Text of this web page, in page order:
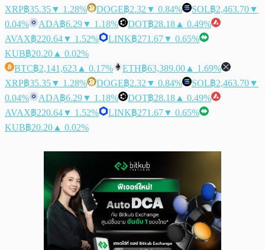
XRP฿35.35▼ 1.28% DOGE฿2.32 ▼ 0.84% SOL฿2,463.70▼
0.04%
ADA฿6.29▼ 1.18% DOT฿28.18 ▲ 0.49%
AVAX฿220.64▼ 1.52% LINK฿271.67▼ 0.65%
KUB฿20.20 ▲ 0.02%
BTC฿2,141,623 ▲ 0.17% ETH฿63,389.00 ▲ 1.69%
XRP฿35.35▼ 1.28% DOGE฿2.32 ▼ 0.84% SOL฿2,463.70▼
0.04%
ADA฿6.29▼ 1.18% DOT฿28.18 ▲ 0.49%
AVAX฿220.64▼ 1.52% LINK฿271.67▼ 0.65%
KUB฿20.20 ▲ 0.02%